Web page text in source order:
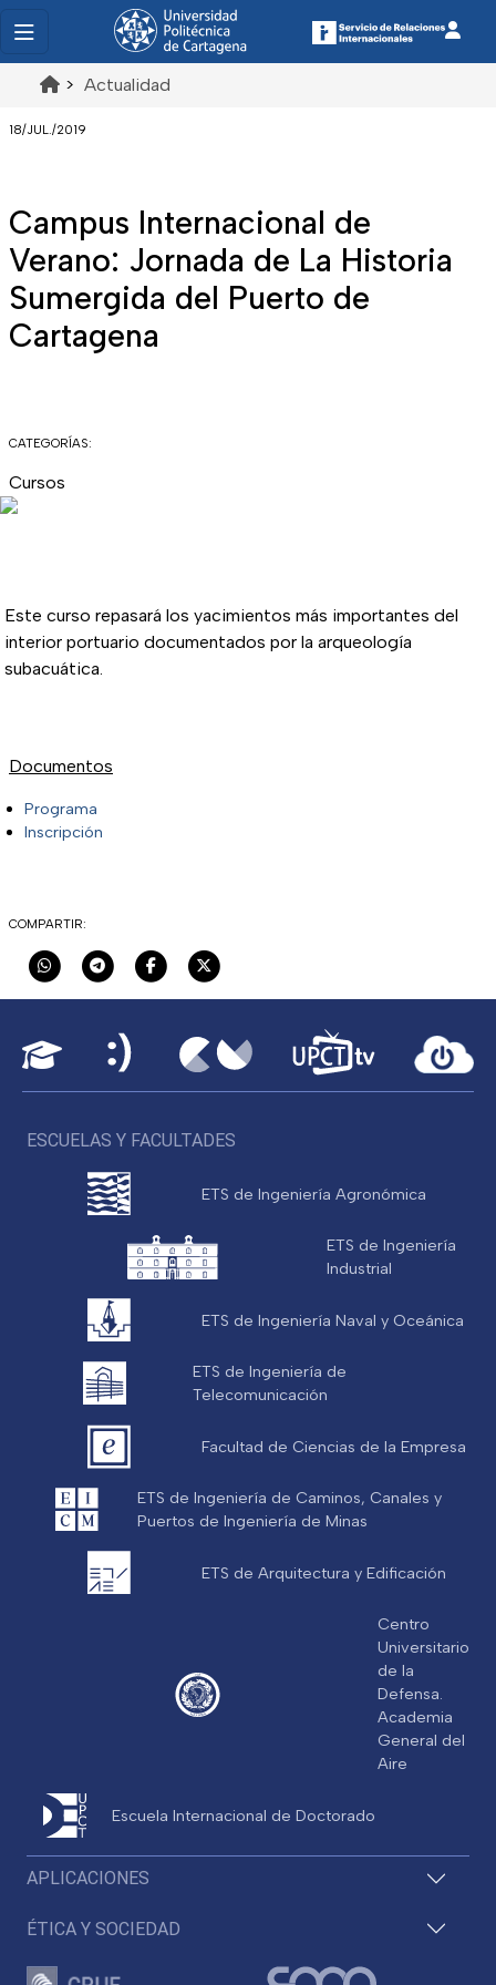
> Actualidad
18/JUL./2019
Campus Internacional de
Verano: Jornada de La Historia
Sumergida del Puerto de
Cartagena
CATEGORÍAS:
Cursos
Este curso repasará los yacimientos más importantes del
interior portuario documentados por la arqueología
subacuática.
Documentos
Programa
Inscripción
COMPARTIR:
APLICACIONES
ÉTICA Y SOCIEDAD
ESCUELAS Y FACULTADES
ETS de Ingeniería Agronómica
ETS de Ingeniería
Industrial
ETS de Ingeniería Naval y Oceánica
ETS de Ingeniería de
Telecomunicación
Facultad de Ciencias de la Empresa
ETS de Ingeniería de Caminos, Canales y
Puertos de Ingeniería de Minas
ETS de Arquitectura y Edificación
Centro
Universitario
de la
Defensa.
Academia
General del
Aire
Escuela Internacional de Doctorado